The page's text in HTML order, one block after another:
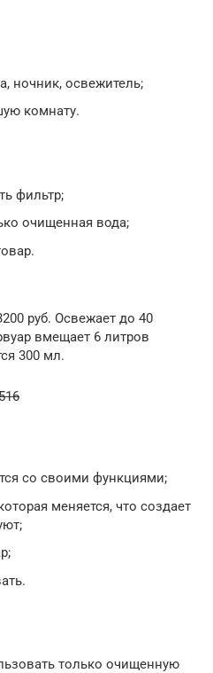
ночник, освежитель;
комнату.
фильтр;
очищенная вода;
руб. Освежает до 40
вмещает 6 литров
300 мл.
со своими функциями;
меняется, что создает
только очищенную